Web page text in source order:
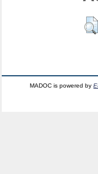
MADOC is powered by